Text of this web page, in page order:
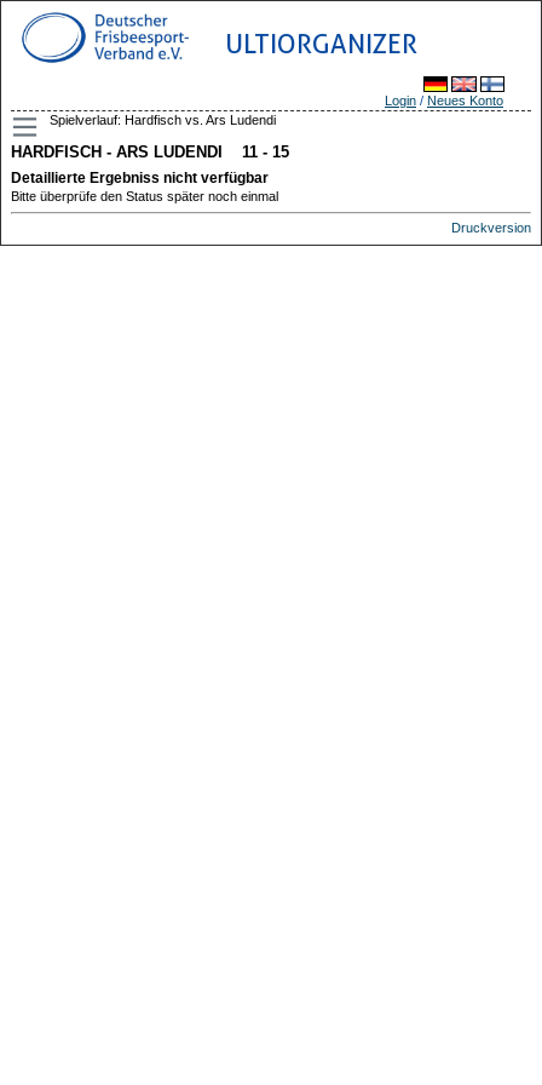
ULTIORGANIZER
Login / Neues Konto
Spielverlauf: Hardfisch vs. Ars Ludendi
HARDFISCH - ARS LUDENDI 11 - 15
Detaillierte Ergebniss nicht verfügbar
Bitte überprüfe den Status später noch einmal
Druckversion